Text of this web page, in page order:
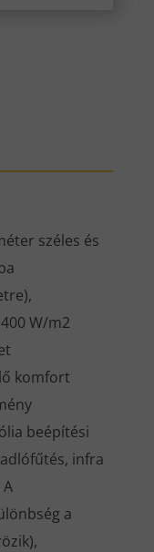
széles és
W/m2
komfort
beépítési
infra
a